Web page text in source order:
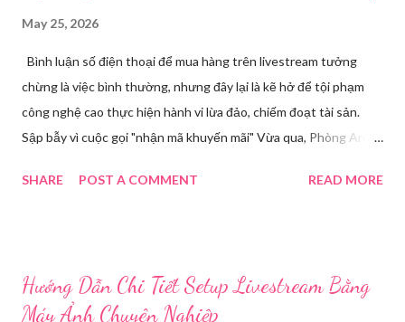
May 25, 2026
Bình luận số điện thoại để mua hàng trên livestream tưởng
chừng là việc bình thường, nhưng đây lại là kẽ hở để tội phạm
công nghệ cao thực hiện hành vi lừa đảo, chiếm đoạt tài sản.
Sập bẫy vì cuộc gọi "nhận mã khuyến mãi" Vừa qua, Phòng An
Công an tỉnh Bắc Ninh đã tiếp nhận đơn trình báo của chị
cá nhân tại phần bình luận, để đặt hàng. Chỉ một thời gian ngắn
sau, chị nhận được cuộc gọi từ một người tự xưng là chủ shop,
SHARE POST A COMMENT READ MORE
Hướng Dẫn Chi Tiết Setup Livestream Bằng
Máy Ảnh Chuyên Nghiệp